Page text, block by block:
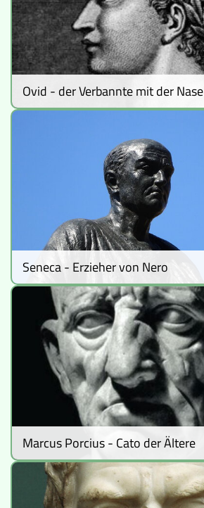
Ovid - der Verbannte mit der Nase
Seneca - Erzieher von Nero
Marcus Porcius - Cato der Ältere